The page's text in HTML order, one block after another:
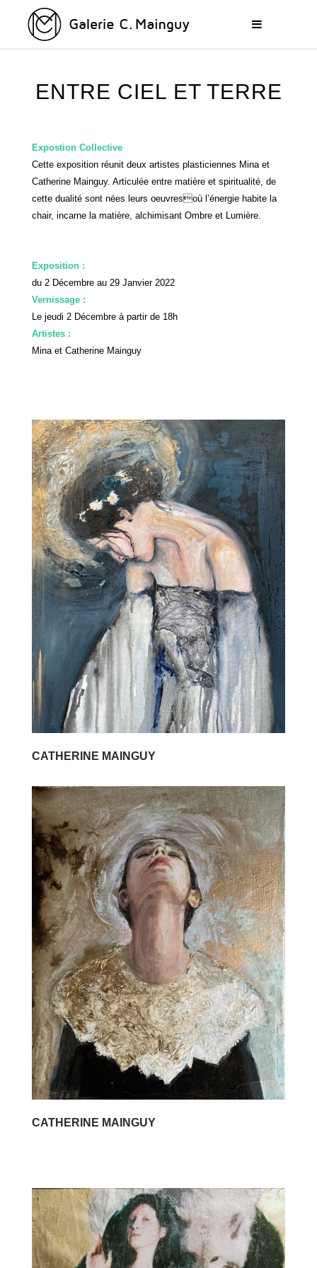
ENTRE CIEL ET TERRE
Expostion Collective
Cette exposition réunit deux artistes plasticiennes Mina et
Catherine Mainguy. Articulée entre matière et spiritualité, de
cette dualité sont nées leurs oeuvresoù l’énergie habite la
chair, incarne la matière, alchimisant Ombre et Lumière.
Exposition :
du 2 Décembre au 29 Janvier 2022
Vernissage :
Le jeudi 2 Décembre à partir de 18h
Artistes :
Minaet Catherine Mainguy
CATHERINE MAINGUY
CATHERINE MAINGUY